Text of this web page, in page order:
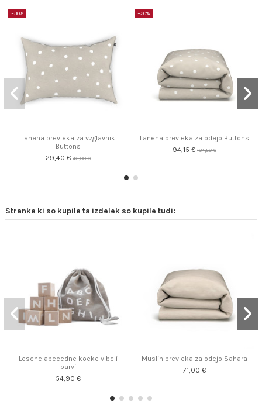
−30%
Lanena prevleka za vzglavnik
Buttons
29,40 €42,00 €
−30%
Lanena prevleka za odejo Buttons
94,15 € 134,50 €
Stranke ki so kupile ta izdelek so kupile tudi:
Lesene abecedne kocke v beli
barvi
54,90 €
Muslin prevleka za odejo Sahara
71,00 €